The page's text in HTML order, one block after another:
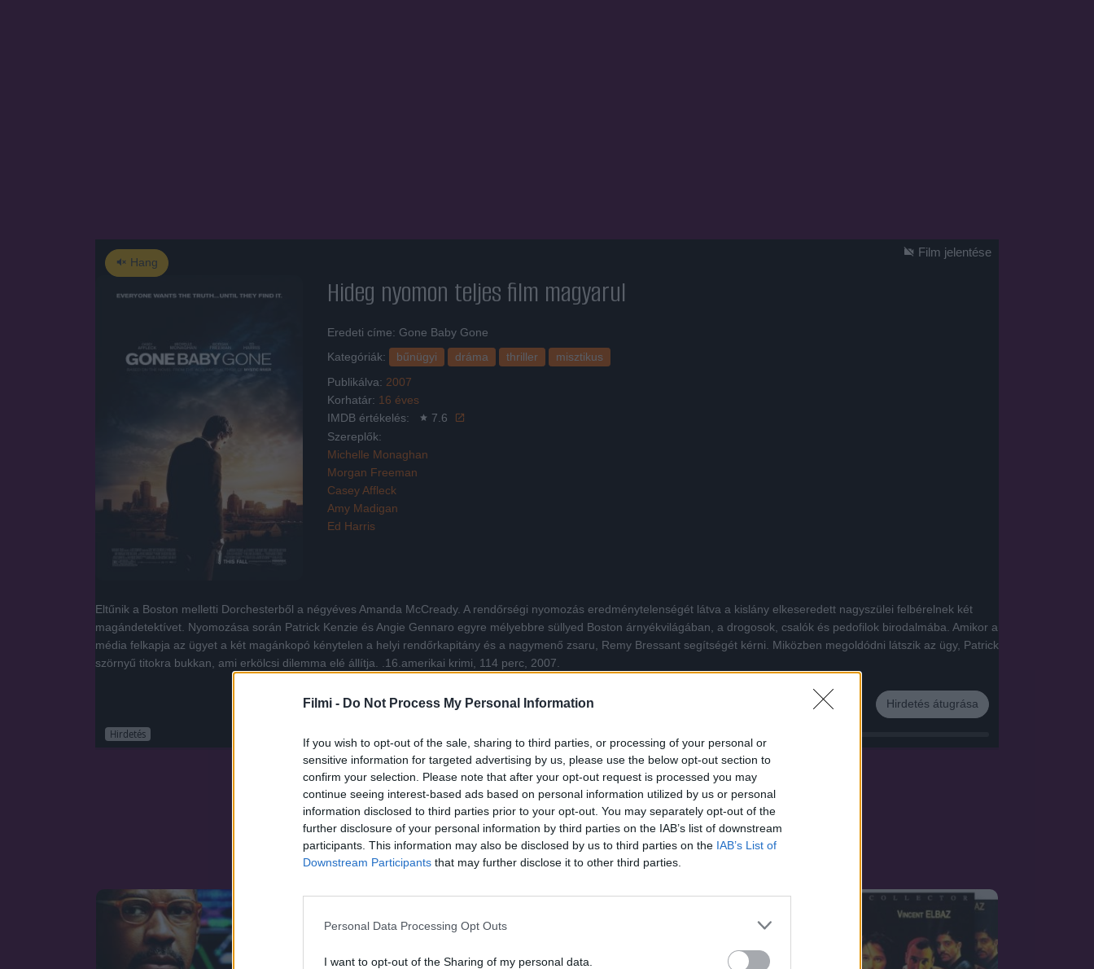
Filmi - Do Not Process My Personal Information
If you wish to opt-out of the sale, sharing to third parties, or processing of your personal or
sensitive information for targeted advertising by us, please use the below opt-out section to
confirm your selection. Please note that after your opt-out request is processed you may
continue seeing interest-based ads based on personal information utilized by us or personal
information disclosed to third parties prior to your opt-out. You may separately opt-out of the
further disclosure of your personal information by third parties on the IAB’s list of downstream
participants. This information may also be disclosed by us to third parties on the IAB’s List of
Downstream Participants that may further disclose it to other third parties.
Personal Data Processing Opt Outs
I want to opt-out of the Sharing of my personal data.
Hang
Hirdetés
Hirdetés átugrása
Film jelentése
Hideg nyomon teljes film magyarul
Eredeti címe: Gone Baby Gone
Kategóriák:
bűnügyi dráma thriller
misztikus
Publikálva: 2007
Korhatár: 16 éves
IMDB értékelés:
7.6
Szereplők:
Michelle Monaghan
Morgan Freeman
Casey Affleck
Amy Madigan
Ed Harris
Eltűnik a Boston melletti Dorchesterből a négyéves Amanda McCready. A rendőrségi nyomozás eredménytelenségét látva a kislány elkeseredett nagyszülei felbérelnek két
magándetektívet. Nyomozása során Patrick Kenzie és Angie Gennaro egyre mélyebbre süllyed Boston árnyékvilágában, a drogosok, csalók és pedofilok birodalmába. Amikor a
média felkapja az ügyet a két magánkopó kénytelen a helyi rendőrkapitány és a nagymenő zsaru, Remy Bressant segítségét kérni. Miközben megoldódni látszik az ügy, Patrick
szörnyű titokra bukkan, ami erkölcsi dilemma elé állítja. .16.amerikai krimi, 114 perc, 2007.
Hasonló teljes filmek magyarul